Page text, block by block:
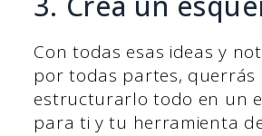
Con todas esas ideas y
por todas partes, querrás
estructurarlo todo en un
para ti y tu herramienta